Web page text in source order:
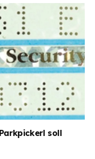
soll